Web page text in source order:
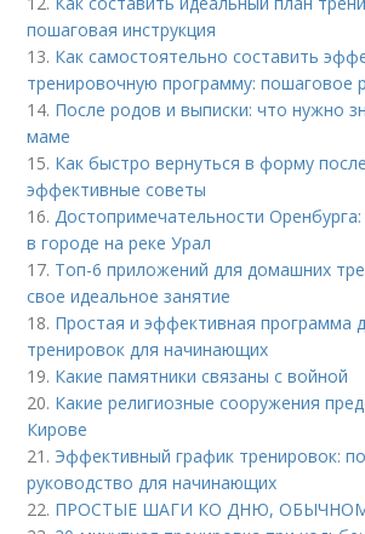
пошаговая инструкция
13. Как самостоятельно составить
тренировочную программу: пошаговое
14. После родов и выписки: что нужно
маме
15. Как быстро вернуться в форму
эффективные советы
16. Достопримечательности
в городе на реке Урал
17. Топ-6 приложений для домашних
свое идеальное занятие
18. Простая и эффективная программа
тренировок для начинающих
19. Какие памятники связаны с войной
20. Какие религиозные сооружения
Кирове
21. Эффективный график тренировок:
руководство для начинающих
22. ПРОСТЫЕ ШАГИ КО ДНЮ,